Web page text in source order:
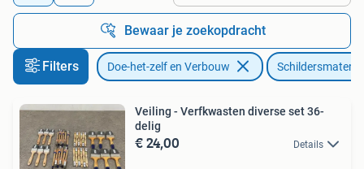
Bewaar je zoekopdracht
Filters Doe-het-zelf en Verbouw
Veiling - Verfkwasten diverse set 36-
delig
€ 24,00 Details